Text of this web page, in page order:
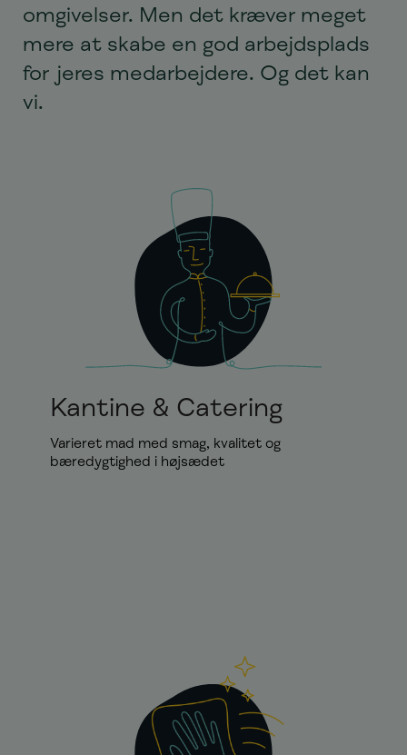
omgivelser. Men det kræver meget
mere at skabe en god arbejdsplads
for jeres medarbejdere. Og det kan
vi.
Kantine & Catering
Varieret mad med smag, kvalitet og
bæredygtighed i højsædet